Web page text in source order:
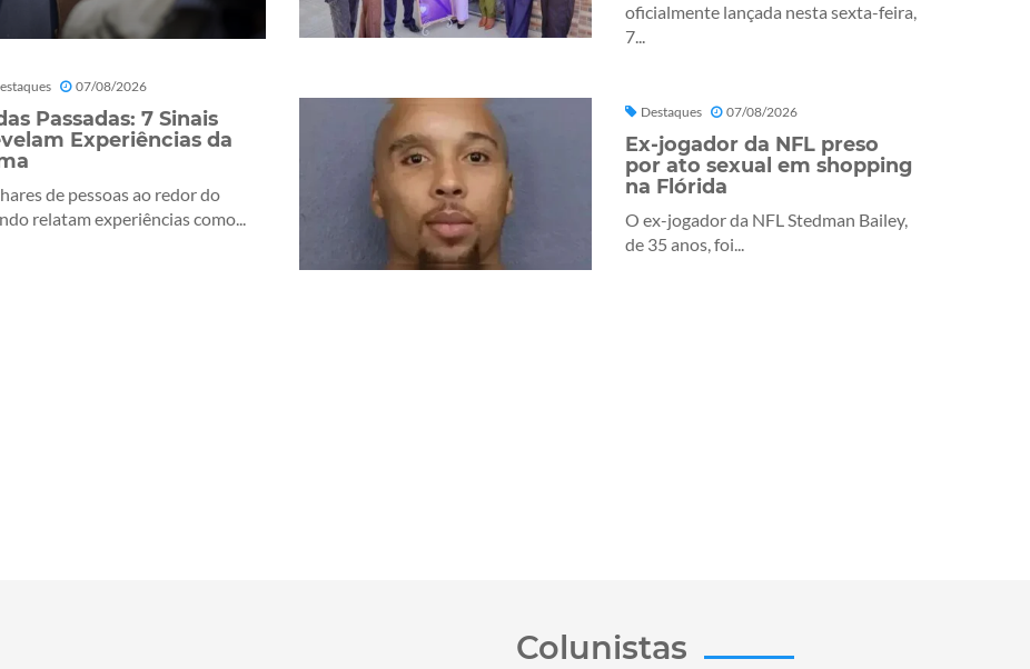
07/08/2026
Passadas: 7 Sinais
Experiências da
de pessoas ao redor do
relatam experiências como...
oficialmente lançada nesta sexta-feira,
7...
Destaques 07/08/2026
Ex-jogador da NFL preso
por ato sexual em shopping
na Flórida
O ex-jogador da NFL Stedman Bailey,
de 35 anos, foi...
Colunistas